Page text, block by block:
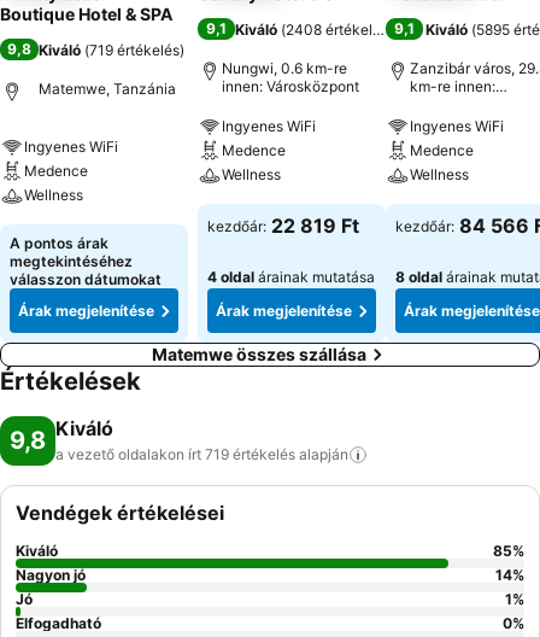
Boutique Hotel & SPA
9,8 Kiváló (719 értékelés)
Matemwe, Tanzánia
Ingyenes WiFi
Medence
Wellness
A pontos árak
megtekintéséhez
válasszon dátumokat
Árak megjelenítése
9,1 Kiváló (2408 értékelés
Nungwi, 0.6 km-re
innen: Városközpont
Ingyenes WiFi
Medence
Wellness
kezdőár: 22 819 Ft
4 oldal árainak mutatása
Árak megjelenítése
9,1 Kiváló (5895
Zanzibár város,
km-re innen:
Ingyenes WiFi
Medence
Wellness
kezdőár: 84 566
8 oldal árainak
Árak megjelenítése
Matemwe összes szállása
Értékelések
9,8 Kiváló
a vezető oldalakon írt 719 értékelés alapján
Vendégek értékelései
Kiváló 85%
Nagyon jó
14%
Jó
1%
Elfogadható
0%